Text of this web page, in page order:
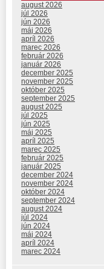
august 2026
júl 2026
jún 2026
máj 2026
apríl 2026
marec 2026
február 2026
január 2026
december 2025
november 2025
október 2025
september 2025
august 2025
júl 2025
jún 2025
máj 2025
apríl 2025
marec 2025
február 2025
január 2025
december 2024
november 2024
október 2024
september 2024
august 2024
júl 2024
jún 2024
máj 2024
apríl 2024
marec 2024